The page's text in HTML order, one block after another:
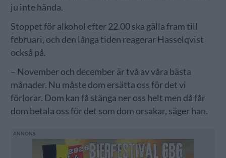
ju inte hända.
Stoppet för alkohol efter 22.00 ska gälla fram till
februari, och den långa tiden reagerar Hasselqvist
också på.
– November och december är två av våra bästa
månader. Nu måste dom ersätta oss för det vi
förlorar. Dom kan få stänga ner oss helt men då får
dom betala oss för det som dom orsakar, säger han.